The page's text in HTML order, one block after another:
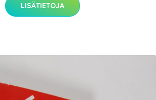
LISÄTIETOJA